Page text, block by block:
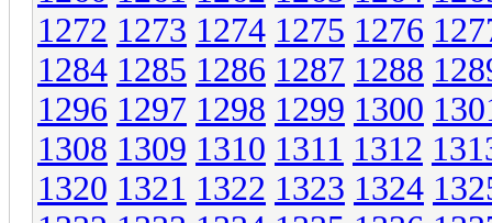
1272 1273 1274 1275 1276
1284 1285 1286 1287 1288
1296 1297 1298 1299 1300
1308 1309 1310 1311 1312
1320 1321 1322 1323 1324